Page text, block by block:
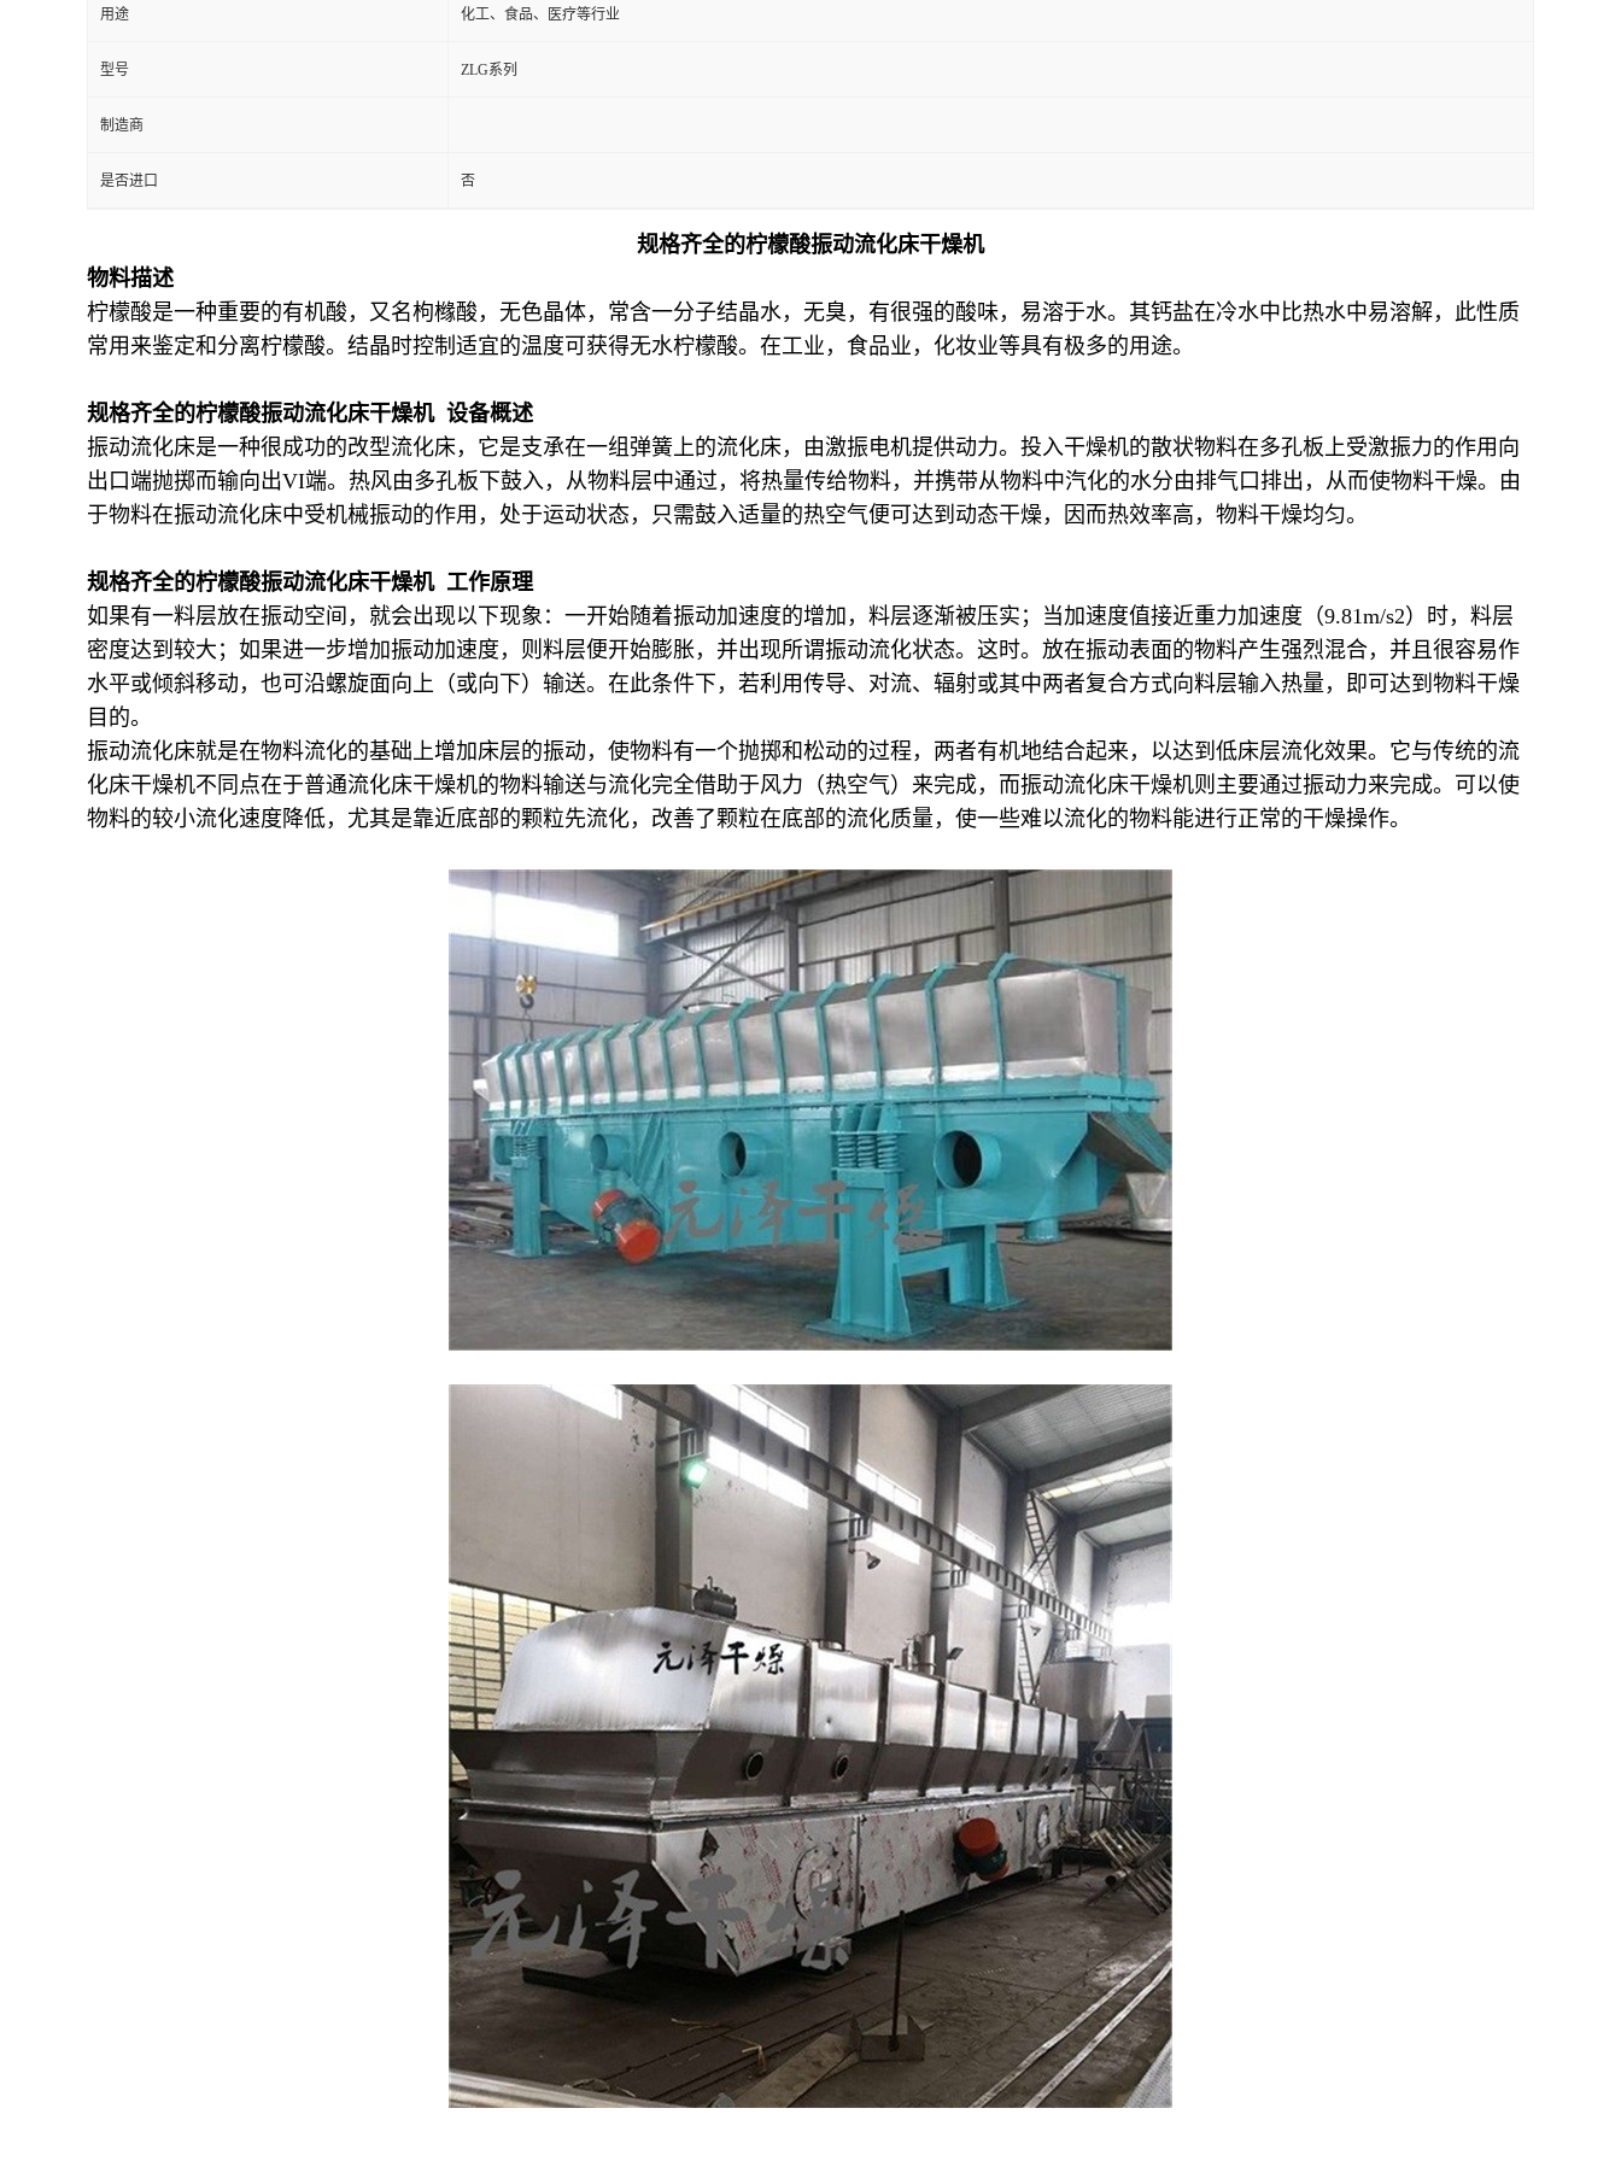
用途 化工、食品、医疗等行业
型号 ZLG系列
制造商
是否进口 否
规格齐全的柠檬酸振动流化床干燥机
物料描述
柠檬酸是一种重要的有机酸，又名枸橼酸，无色晶体，常含一分子结晶水，无臭，有很强的酸味，易溶于水。其钙盐在冷水中比热水中易溶解，此性质
常用来鉴定和分离柠檬酸。结晶时控制适宜的温度可获得无水柠檬酸。在工业，食品业，化妆业等具有极多的用途。
规格齐全的柠檬酸振动流化床干燥机 设备概述
振动流化床是一种很成功的改型流化床，它是支承在一组弹簧上的流化床，由激振电机提供动力。投入干燥机的散状物料在多孔板上受激振力的作用向
出口端抛掷而输向出VI端。热风由多孔板下鼓入，从物料层中通过，将热量传给物料，并携带从物料中汽化的水分由排气口排出，从而使物料干燥。由
于物料在振动流化床中受机械振动的作用，处于运动状态，只需鼓入适量的热空气便可达到动态干燥，因而热效率高，物料干燥均匀。
规格齐全的柠檬酸振动流化床干燥机 工作原理
如果有一料层放在振动空间，就会出现以下现象：一开始随着振动加速度的增加，料层逐渐被压实；当加速度值接近重力加速度（9.81m/s2）时，料层
密度达到较大；如果进一步增加振动加速度，则料层便开始膨胀，并出现所谓振动流化状态。这时。放在振动表面的物料产生强烈混合，并且很容易作
水平或倾斜移动，也可沿螺旋面向上（或向下）输送。在此条件下，若利用传导、对流、辐射或其中两者复合方式向料层输入热量，即可达到物料干燥
目的。
振动流化床就是在物料流化的基础上增加床层的振动，使物料有一个抛掷和松动的过程，两者有机地结合起来，以达到低床层流化效果。它与传统的流
化床干燥机不同点在于普通流化床干燥机的物料输送与流化完全借助于风力（热空气）来完成，而振动流化床干燥机则主要通过振动力来完成。可以使
物料的较小流化速度降低，尤其是靠近底部的颗粒先流化，改善了颗粒在底部的流化质量，使一些难以流化的物料能进行正常的干燥操作。